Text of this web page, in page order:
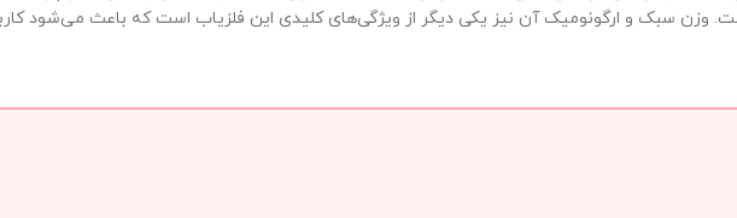
سبک و ارگونومیک آن نیز یکی دیگر از ویژگی‌های کلیدی این فلزیاب است که باعث می‌شود